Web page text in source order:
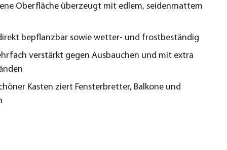
Oberfläche überzeugt mit edlem, seidenmattem
bepflanzbar sowie wetter- und frostbeständig
verstärkt gegen Ausbauchen und mit extra
Kasten ziert Fensterbretter, Balkone und